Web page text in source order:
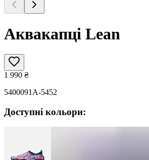
Аквакапці Lean
1 990 ₴
5400091A-5452
Доступні кольори: